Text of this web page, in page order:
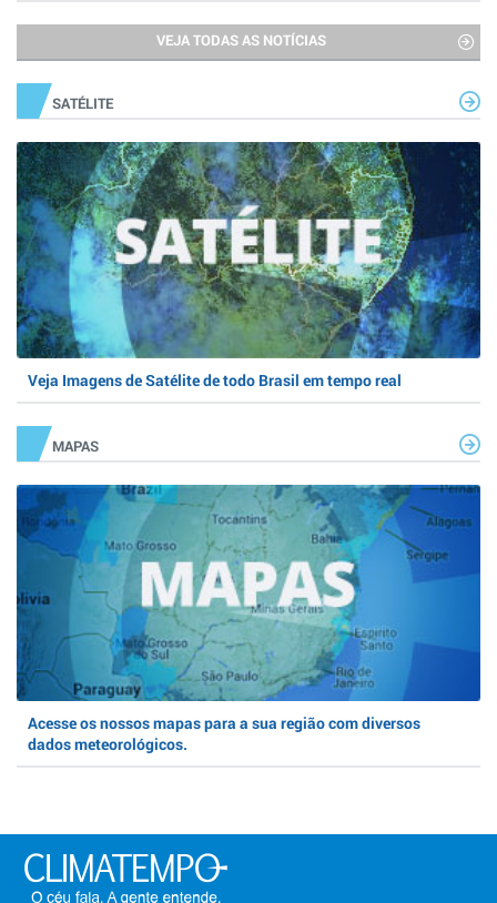
VEJA TODAS AS NOTÍCIAS
SATÉLITE
Veja Imagens de Satélite de todo Brasil em tempo real
MAPAS
Acesse os nossos mapas para a sua região com diversos
dados meteorológicos.